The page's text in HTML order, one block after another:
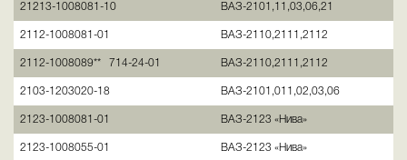
21213-1008081-10 ВАЗ-2101,11,03,06,21
2112-1008081-01 ВАЗ-2110,2111,2112
2112-1008089** 714-24-01 ВАЗ-2110,2111,2112
2103-1203020-18 ВАЗ-2101,011,02,03,06
2123-1008081-01 ВАЗ-2123 «Нива»
2123-1008055-01 ВАЗ-2123 «Нива»